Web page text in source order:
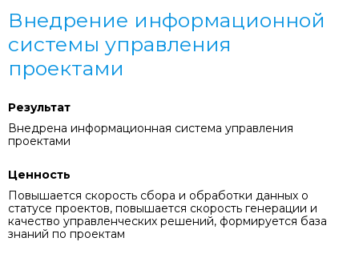
Внедрение информационной
системы управления
проектами
Результат
Внедрена информационная система управления
проектами
Ценность
Повышается скорость сбора и обработки данных о
статусе проектов, повышается скорость генерации и
качество управленческих решений, формируется база
знаний по проектам